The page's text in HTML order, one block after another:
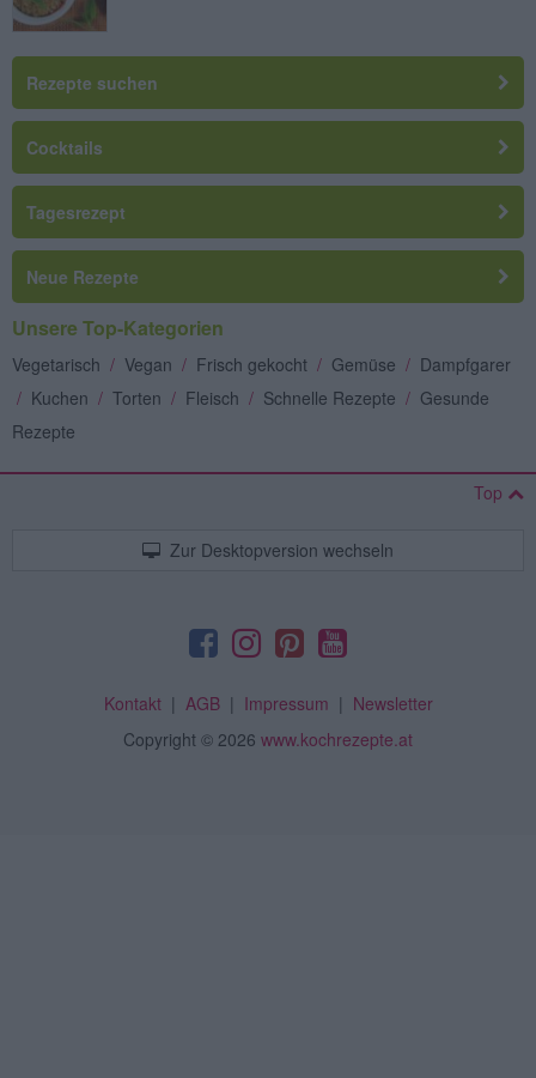
Rezepte suchen
Cocktails
Tagesrezept
Neue Rezepte
Unsere Top-Kategorien
Vegetarisch / Vegan / Frisch gekocht / Gemüse / Dampfgarer
/ Kuchen / Torten / Fleisch / Schnelle Rezepte / Gesunde
Rezepte
Top
Zur Desktopversion wechseln
Kontakt| AGB| Impressum | Newsletter
Copyright © 2026 www.kochrezepte.at